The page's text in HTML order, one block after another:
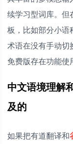
续学习型词库。但
板，比如部分小语
术语在没有手动切
免费版存在功能使
中文语境理解
及的
如果把有道翻译和